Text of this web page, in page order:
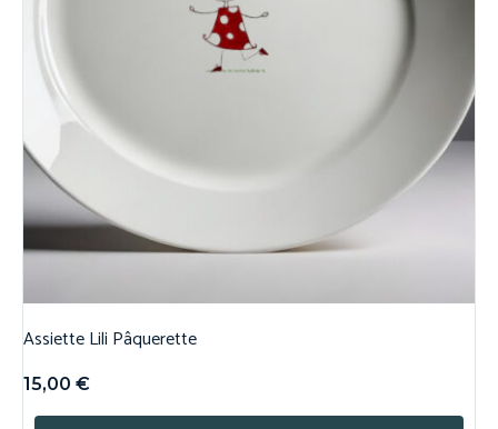
Assiette Lili Pâquerette
15,00 €